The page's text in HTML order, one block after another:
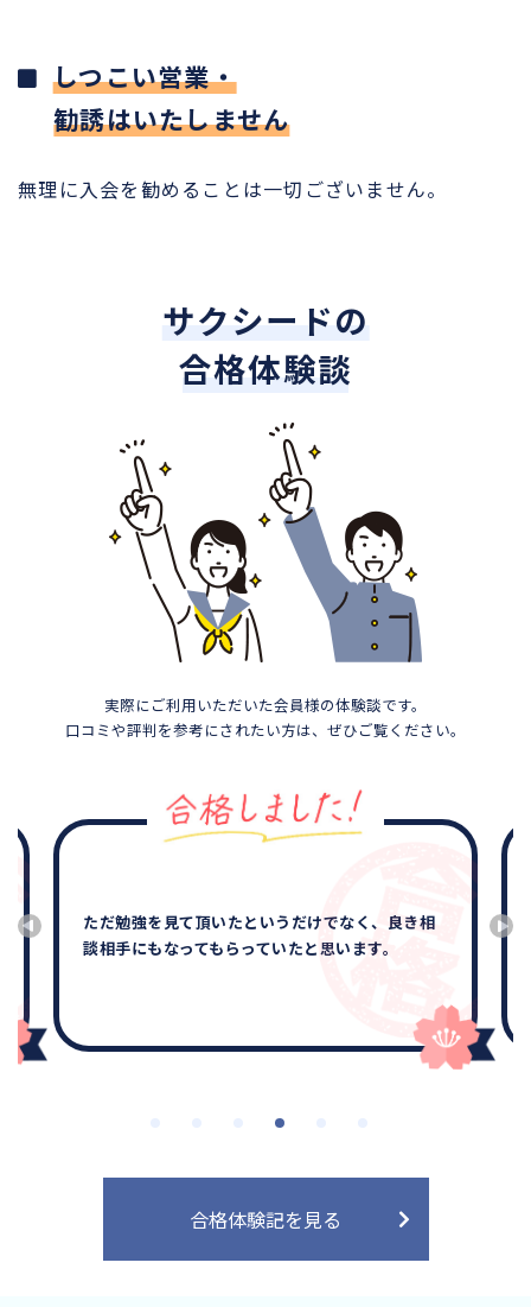
しつこい営業・
勧誘はいたしません
無理に入会を勧めることは一切ございません。
サクシードの
合格体験談
実際にご利用いただいた会員様の体験談です。
口コミや評判を参考にされたい方は、ぜひご覧ください。
ただ勉強を見て頂いたというだけでなく、良き相
談相手にもなってもらっていたと思います。
合格体験記を見る